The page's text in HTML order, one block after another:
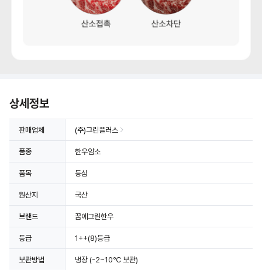
상세정보
판매업체 (주)그린플러스
품종 한우암소
품목 등심
원산지 국산
브랜드 꿈에그린한우
등급 1++(8)등급
보관방법 냉장 (-2~10℃ 보관)